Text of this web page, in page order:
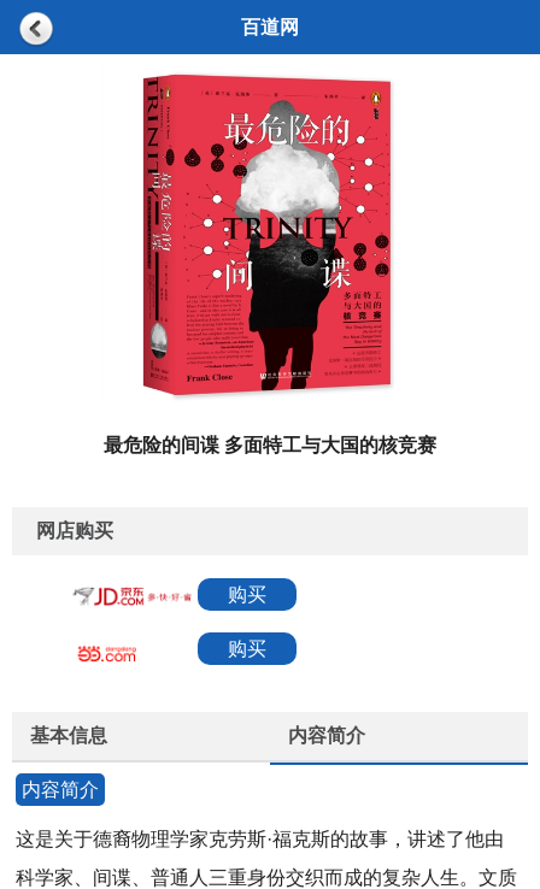
百道网
最危险的间谍 多面特工与大国的核竞赛
网店购买
购买
购买
基本信息 内容简介
内容简介
这是关于德裔物理学家克劳斯·福克斯的故事，讲述了他由
科学家、间谍、普通人三重身份交织而成的复杂人生。文质